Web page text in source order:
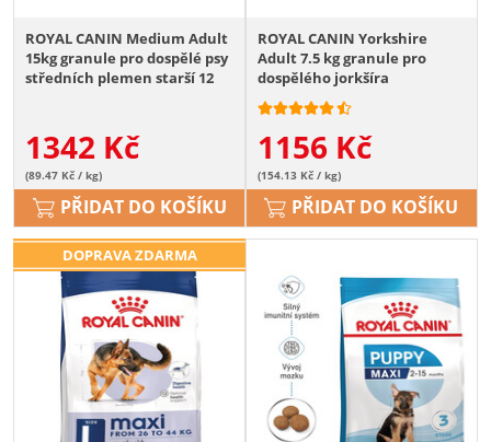
ROYAL CANIN Medium Adult
15kg granule pro dospělé psy
středních plemen starší 12
1342 Kč
(89.47 Kč / kg)
PŘIDAT DO KOŠÍKU
ROYAL CANIN Yorkshire
Adult 7.5 kg granule pro
dospělého jorkšíra
1156 Kč
(154.13 Kč / kg)
PŘIDAT DO KOŠÍKU
DOPRAVA ZDARMA